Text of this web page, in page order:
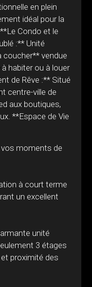
en plein
idéal pour la
Condo et le
:** Unité
coucher** vendue
habiter ou à louer
de Rêve :** Situé
centre-ville de
aux boutiques,
**Espace de Vie
moments de
à court terme
un excellent
unité
3 étages
proximité des